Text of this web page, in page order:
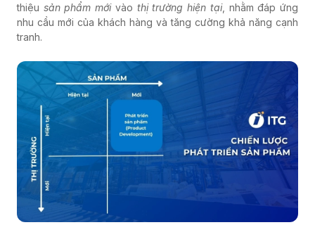
thiệu sản phẩm mớivào thị trường hiện tại, nhằm đáp ứng
nhu cầu mới của khách hàng và tăng cường khả năng cạnh
tranh.